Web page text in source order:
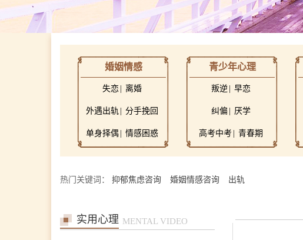
婚姻情感
失恋 离婚
外遇出轨 分手挽回
单身择偶 情感困惑
青少年心理
叛逆 早恋
纠偏 厌学
高考中考 青春期
热门关键词： 抑郁焦虑咨询 婚姻情感咨询 出轨
实用心理 MENTAL VIDEO